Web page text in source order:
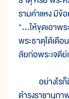
รามคำแหง มีข้
"...ให้ขุดเอาพ
พระธาตุได้เดือ
ลัยก่อพระเจดีย์
อย่างไรก็ดี
ดำรงราชานุภา